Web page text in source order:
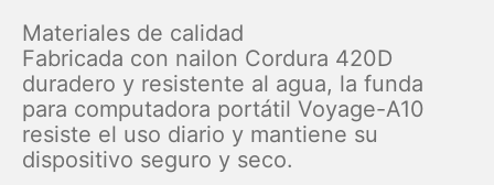
Materiales de calidad
Fabricada con nailon Cordura 420D
duradero y resistente al agua, la funda
para computadora portátil Voyage-A10
resiste el uso diario y mantiene su
dispositivo seguro y seco.